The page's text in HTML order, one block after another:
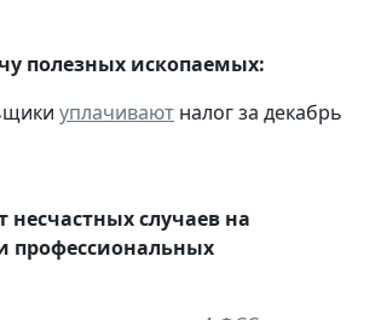
полезных ископаемых:
уплачивают налог за декабрь
несчастных случаев на
профессиональных